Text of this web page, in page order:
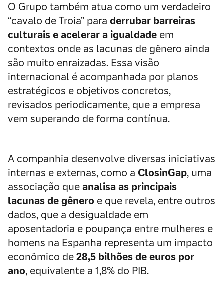
O Grupo também atua como um verdadeiro
“cavalo de Troia” para derrubar barreiras
culturais e acelerar a igualdade em
contextos onde as lacunas de gênero ainda
são muito enraizadas. Essa visão
internacional é acompanhada por planos
estratégicos e objetivos concretos,
revisados periodicamente, que a empresa
vem superando de forma contínua.
A companhia desenvolve diversas iniciativas
internas e externas, como a ClosinGap, uma
associação queanalisa as principais
lacunas de gênero e que revela, entre outros
dados, que a desigualdade em
aposentadoria e poupança entre mulheres e
homens na Espanha representa um impacto
econômico de28,5 bilhões de euros por
ano, equivalente a 1,8% do PIB.